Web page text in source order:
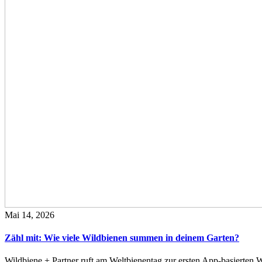
Mai 14, 2026
Zähl mit: Wie viele Wildbienen summen in deinem Garten?